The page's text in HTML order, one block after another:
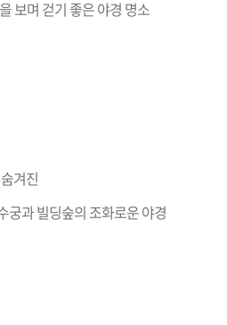
보며 걷기 좋은 야경 명소
겨진
궁과 빌딩숲의 조화로운 야경